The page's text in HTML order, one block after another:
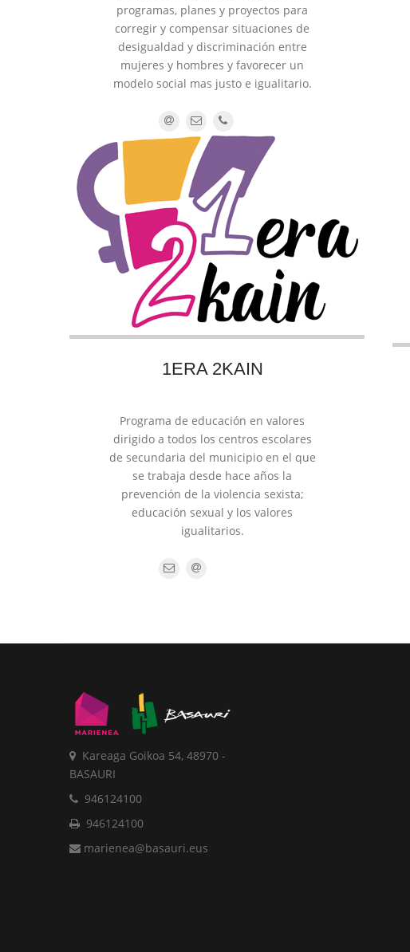
programas, planes y proyectos para
corregir y compensar situaciones de
desigualdad y discriminación entre
mujeres y hombres y favorecer un
modelo social mas justo e igualitario.
1ERA 2KAIN
Programa de educación en valores
dirigido a todos los centros escolares
de secundaria del municipio en el que
se trabaja desde hace años la
prevención de la violencia sexista;
educación sexual y los valores
igualitarios.
Kareaga Goikoa 54, 48970 -
BASAURI
946124100
946124100
marienea@basauri.eus